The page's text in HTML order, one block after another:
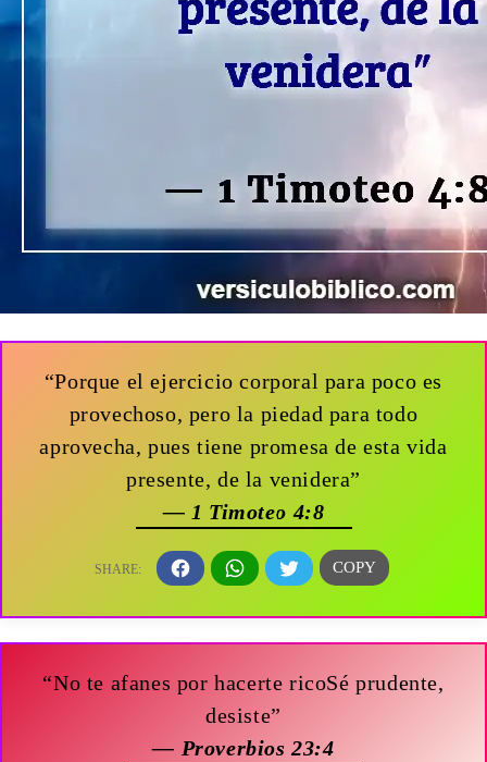
“Porque el ejercicio corporal para poco es
provechoso, pero la piedad para todo
aprovecha, pues tiene promesa de esta vida
presente, de la venidera”
— 1 Timoteo 4:8
“No te afanes por hacerte ricoSé prudente,
desiste”
— Proverbios 23:4